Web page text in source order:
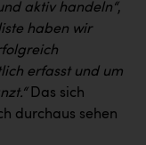
aktiv handeln“,
haben wir
erfasst und um
Das sich
durchaus sehen